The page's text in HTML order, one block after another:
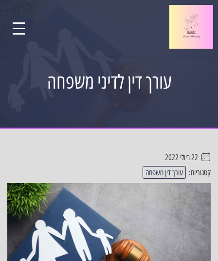
עורך דין לדיני משפחה
. . . . .
קטגוריות: עורך דין משפחה